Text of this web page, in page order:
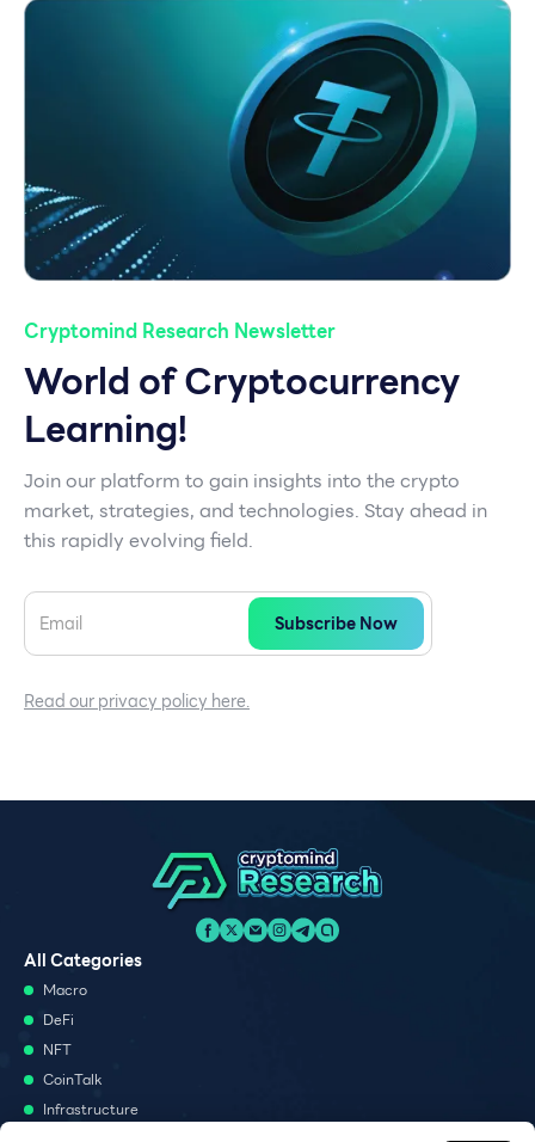
Cryptomind Research Newsletter
World of Cryptocurrency
Learning!
Join our platform to gain insights into the crypto
market, strategies, and technologies. Stay ahead in
this rapidly evolving field.
Read our privacy policy here.
All Categories
Macro
DeFi
NFT
CoinTalk
Infrastructure